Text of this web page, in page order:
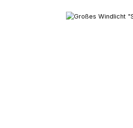
Bildergalerie überspringen